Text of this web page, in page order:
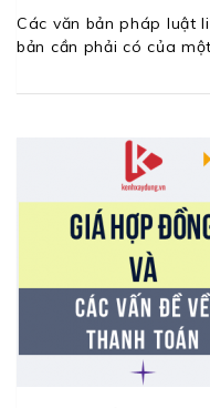
Các văn bản pháp luật
bản cần phải có của